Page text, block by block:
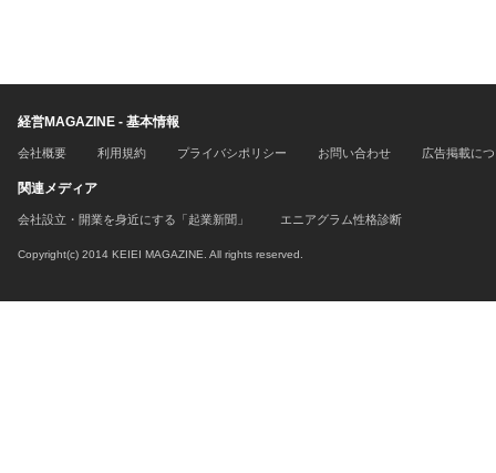
経営MAGAZINE - 基本情報
会社概要 利用規約 プライバシポリシー お問い合わせ 広告掲載に
関連メディア
会社設立・開業を身近にする「起業新聞」 エニアグラム性格診断
Copyright(c) 2014 KEIEI MAGAZINE. All rights reserved.